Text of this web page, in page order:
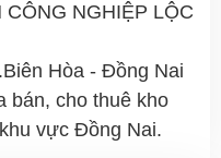
NGHIỆP LỘC
Hòa - Đồng Nai
bán, cho thuê kho
vực Đồng Nai.